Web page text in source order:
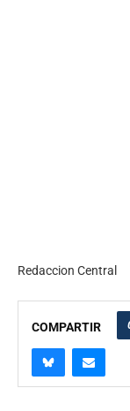
Redaccion Central
COMPARTIR